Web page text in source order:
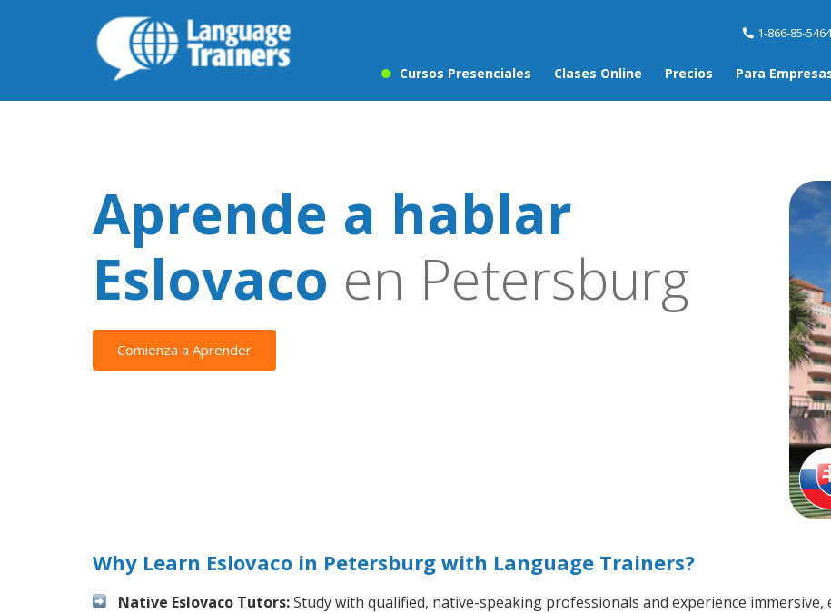
1-866-85-
Cursos Presenciales Clases Online Precios Para
Aprende a hablar
Eslovaco en Petersburg
Comienza a Aprender
Why Learn Eslovaco in Petersburg with Language Trainers?
Native Eslovaco Tutors:Study with qualified, native-speaking professionals and experience immersive,